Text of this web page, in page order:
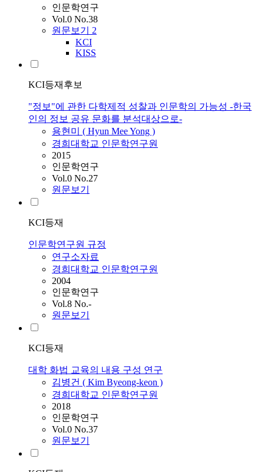
인문학연구
Vol.0 No.38
원문보기 2
KCI
KISS
KCI등재후보
"정보"에 관한 다학제적 성찰과 인문학의 가능성 -한국
인의 정보 공유 문화를 분석대상으로-
용현미 ( Hyun Mee Yong )
경희대학교 인문학연구원
2015
인문학연구
Vol.0 No.27
원문보기
KCI등재
인문학연구원 규정
연구소자료
경희대학교 인문학연구원
2004
인문학연구
Vol.8 No.-
원문보기
KCI등재
대학 화법 교육의 내용 구성 연구
김병건 ( Kim Byeong-keon )
경희대학교 인문학연구원
2018
인문학연구
Vol.0 No.37
원문보기